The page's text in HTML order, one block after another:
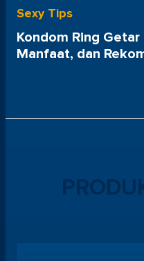
Sexy Tips
Kondom Ring
Manfaat, dan